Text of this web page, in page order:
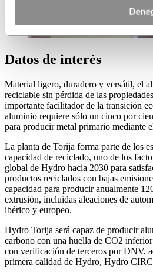
Datos de interés
Material ligero, duradero y versátil, el
reciclable sin pérdida de las
importante facilitador de la transición
aluminio requiere sólo un cinco por
para producir metal primario mediante
La planta de Torija forma parte de los
capacidad de reciclado, uno de los
global de Hydro hacia 2030 para
productos reciclados con bajas
capacidad para producir anualmente
extrusión, incluidas aleaciones de
ibérico y europeo.
Hydro Torija será capaz de producir
carbono con una huella de CO2
con verificación de terceros por DNV,
primera calidad de Hydro, Hydro